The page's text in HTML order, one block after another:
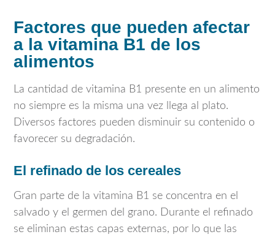
Factores que pueden afectar
a la vitamina B1 de los
alimentos
La cantidad de vitamina B1 presente en un alimento
no siempre es la misma una vez llega al plato.
Diversos factores pueden disminuir su contenido o
favorecer su degradación.
El refinado de los cereales
Gran parte de la vitamina B1 se concentra en el
salvado y el germen del grano. Durante el refinado
se eliminan estas capas externas, por lo que las